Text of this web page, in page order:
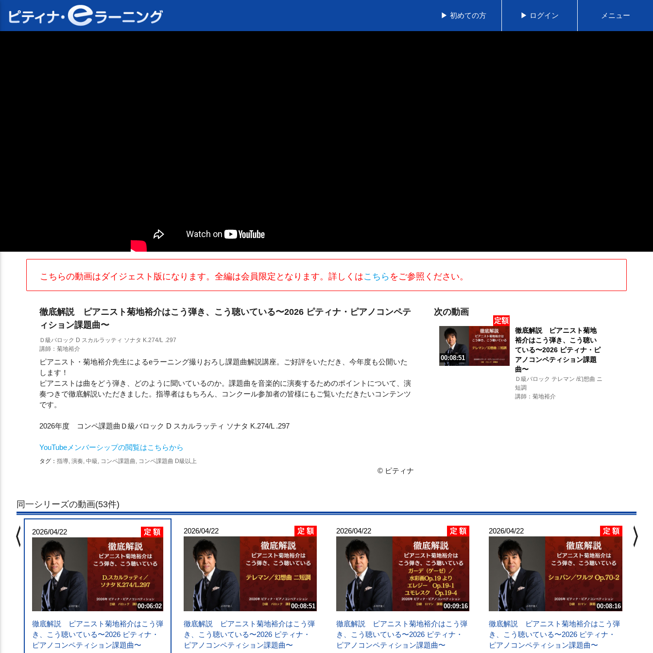
▶ 初めての方 ▶ ログイン メニュー
こちらの動画はダイジェスト版になります。全編は会員限定となります。詳しくはこちら をご参照ください。
徹底解説 ピアニスト菊地裕介はこう弾き、こう聴いている〜2026 ピティナ・ピアノコンペテ
ィション課題曲〜
Ｄ級バロック D スカルラッティ ソナタ K.274/L .297
講師：菊地裕介
ピアニスト・菊地裕介先生によるeラーニング撮りおろし課題曲解説講座。ご好評をいただき、今年度も公開いた
します！
ピアニストは曲をどう弾き、どのように聞いているのか。課題曲を音楽的に演奏するためのポイントについて、演
奏つきで徹底解説いただきました。指導者はもちろん、コンクール参加者の皆様にもご覧いただきたいコンテンツ
です。
2026年度 コンペ課題曲Ｄ級バロック D スカルラッティ ソナタ K.274/L .297
YouTubeメンバーシップの閲覧はこちらから
タグ： 指導, 演奏, 中級, コンペ課題曲, コンペ課題曲 D級以上
© ピティナ
次の動画
定額
00:08:51
徹底解説 ピアニスト菊地
裕介はこう弾き、こう聴い
ている〜2026 ピティナ・ピ
アノコンペティション課題
曲〜
Ｄ級バロック テレマン /幻想曲 ニ
短調
講師：菊地裕介
同一シリーズの動画(53件)
2026/04/22 定 額
00:06:02
徹底解説 ピアニスト菊地裕介はこう弾
き、こう聴いている〜2026 ピティナ・
ピアノコンペティション課題曲〜
2026/04/22 定 額
00:08:51
徹底解説 ピアニスト菊地裕介はこう弾
き、こう聴いている〜2026 ピティナ・
ピアノコンペティション課題曲〜
2026/04/22 定 額
00:09:16
徹底解説 ピアニスト菊地裕介はこう弾
き、こう聴いている〜2026 ピティナ・
ピアノコンペティション課題曲〜
2026/04/22 定 額
00:08:16
徹底解説 ピアニスト菊地裕介はこう弾
き、こう聴いている〜2026 ピティナ・
ピアノコンペティション課題曲〜
chevron_left chevron_right